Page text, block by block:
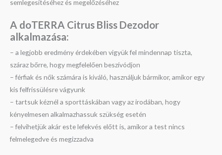
semlegesítéséhez és megelőzéséhez
A doTERRA Citrus Bliss Dezodor
a lkalmazása:
– a legjobb eredmény érdekében vigyük fel mindennap tiszta,
száraz bőrre, hogy megfelelően beszívódjon
– férfiak és nők számára is kiváló, használjuk bármikor, amikor egy
kis felfrissülésre vágyunk
– tartsuk kéznél a sporttáskában vagy az irodában, hogy
kényelmesen alkalmazhassuk szükség esetén
– felvihetjük akár este lefekvés előtt is, amikor a test nincs
felmelegedve és megizzadva